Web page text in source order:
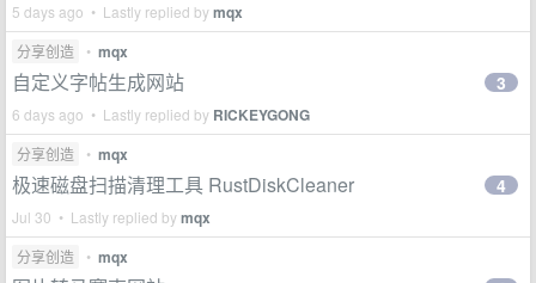
5 days ago • Lastly replied bymqx
分享创造 • mqx
自定义字帖生成网站
6 days ago • Lastly replied by RICKEYGONG
3
分享创造 • mqx
极速磁盘扫描清理工具 RustDiskCleaner
Jul 30 • Lastly replied bymqx
4
分享创造 • mqx